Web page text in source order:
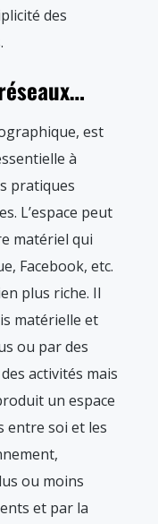
des
est
à
pratiques
L’espace peut
matériel qui
Facebook, etc.
plus riche. Il
matérielle et
ou par des
activités mais
un espace
entre soi et les
ou moins
et par la